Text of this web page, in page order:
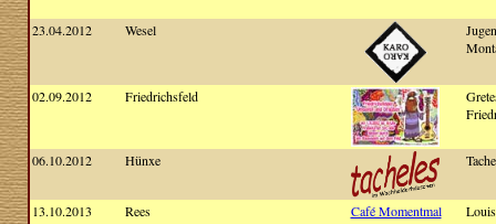
23.04.2012 Wesel
02.09.2012 Friedrichsfeld
06.10.2012 Hünxe
13.10.2013 Rees Café Momentmal